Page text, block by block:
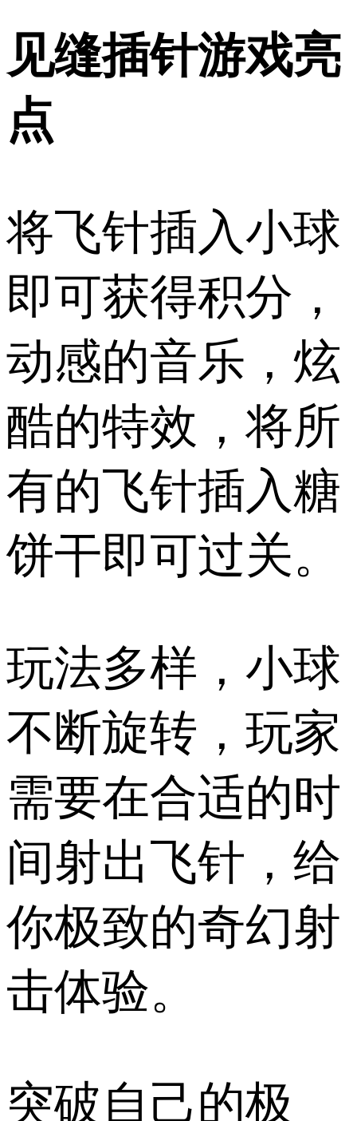
见缝插针游戏亮
点
将飞针插入小球
即可获得积分，
动感的音乐，炫
酷的特效，将所
有的飞针插入糖
饼干即可过关。
玩法多样，小球
不断旋转，玩家
需要在合适的时
间射出飞针，给
你极致的奇幻射
击体验。
突破自己的极